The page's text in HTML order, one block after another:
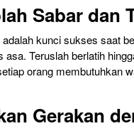
Sabar dan
kunci sukses saat
asa. Teruslah berlatih
orang membutuhkan
Gerakan